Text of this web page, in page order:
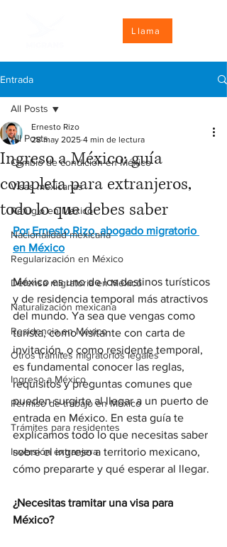
Llama
Entrada
All Posts
Cambio de condición en México
Visas mexicanas
Refugio en México
Nacionalidad mexicana
Regularización en México
Defensa migratoria en México
Naturalización mexicana
Residencia en México
Otros trámites migratorios legales
Ingreso a México
Permiso de trabajo en México
Trámites para residentes
Inversión extranjera
All Posts
Ingreso a México: guía
completa para extranjeros,
todo lo que debes saber
Ernesto Rizo
28 may 2025 4 min de lectura
Por Ernesto Rizo, abogado migratorio
en México
México es uno de los destinos turísticos
y de residencia temporal más atractivos
del mundo. Ya sea que vengas como
turista, como visitante con carta de
invitación, o como residente temporal,
es fundamental conocer las reglas,
requisitos y preguntas comunes que
pueden surgirte al llegar a un puerto de
entrada en México. En esta guía te
explicamos todo lo que necesitas saber
sobre el ingreso a territorio mexicano,
cómo prepararte y qué esperar al llegar.
¿Necesitas tramitar una visa para
México?